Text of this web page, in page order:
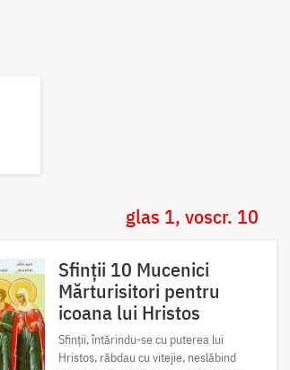
glas 1, voscr. 10
Sfinții 10 Mucenici
Mărturisitori pentru
icoana lui Hristos
Sfinții, întărindu-se cu puterea lui
Hristos, răbdau cu vitejie, neslăbind